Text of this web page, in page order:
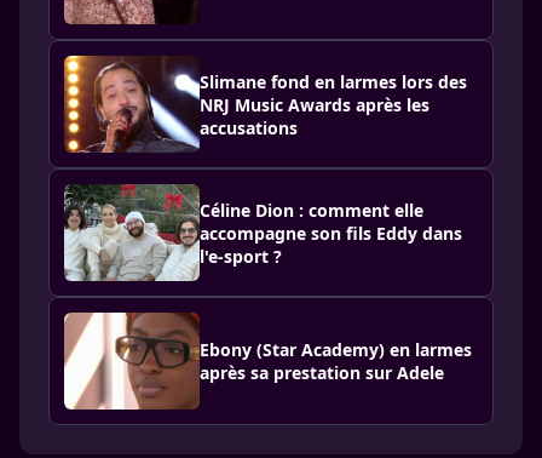
Slimane fond en larmes lors des
NRJ Music Awards après les
accusations
Céline Dion : comment elle
accompagne son fils Eddy dans
l'e-sport ?
Ebony (Star Academy) en larmes
après sa prestation sur Adele